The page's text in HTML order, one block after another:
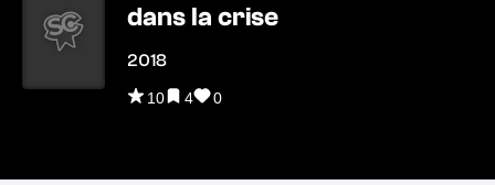
dans la crise
2018
10 4 0